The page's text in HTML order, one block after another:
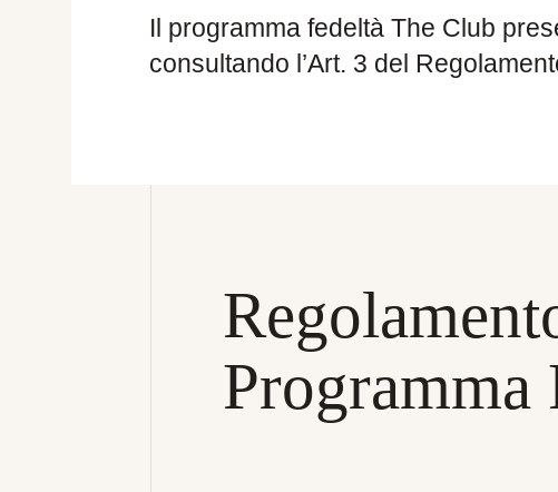
Il programma fedeltà The Club
consultando l’Art. 3 del
Programma